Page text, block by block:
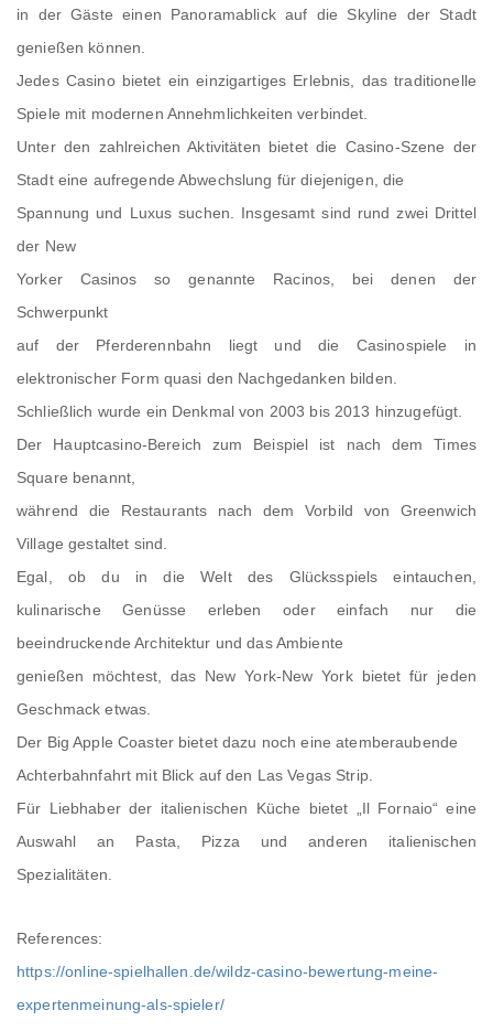
in der Gäste einen Panoramablick auf die Skyline der Stadt
genießen können.
Jedes Casino bietet ein einzigartiges Erlebnis, das traditionelle
Spiele mit modernen Annehmlichkeiten verbindet.
Unter den zahlreichen Aktivitäten bietet die Casino-Szene der
Stadt eine aufregende Abwechslung für diejenigen, die
Spannung und Luxus suchen. Insgesamt sind rund zwei Drittel
der New
Yorker Casinos so genannte Racinos, bei denen der
Schwerpunkt
auf der Pferderennbahn liegt und die Casinospiele in
elektronischer Form quasi den Nachgedanken bilden.
Schließlich wurde ein Denkmal von 2003 bis 2013 hinzugefügt.
Der Hauptcasino-Bereich zum Beispiel ist nach dem Times
Square benannt,
während die Restaurants nach dem Vorbild von Greenwich
Village gestaltet sind.
Egal, ob du in die Welt des Glücksspiels eintauchen,
kulinarische Genüsse erleben oder einfach nur die
beeindruckende Architektur und das Ambiente
genießen möchtest, das New York-New York bietet für jeden
Geschmack etwas.
Der Big Apple Coaster bietet dazu noch eine atemberaubende
Achterbahnfahrt mit Blick auf den Las Vegas Strip.
Für Liebhaber der italienischen Küche bietet „Il Fornaio“ eine
Auswahl an Pasta, Pizza und anderen italienischen
Spezialitäten.
References:
https://online-spielhallen.de/wildz-casino-bewertung-meine-
expertenmeinung-als-spieler/